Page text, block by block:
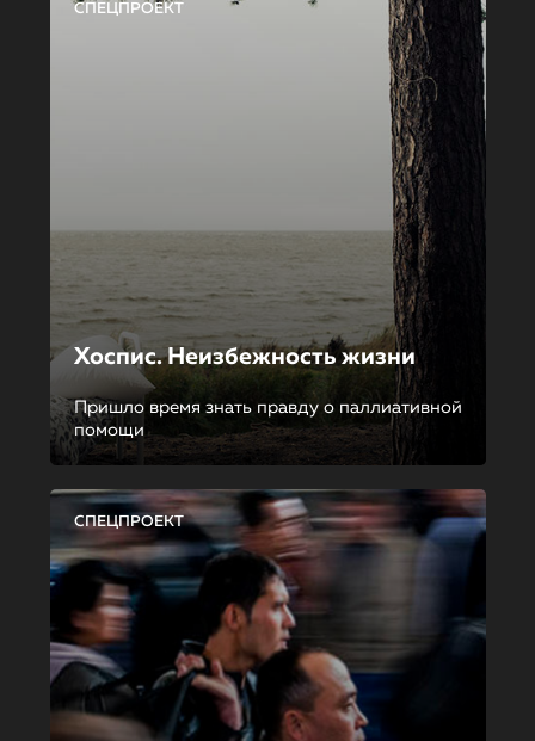
СПЕЦПРОЕКТ
Хоспис. Неизбежность жизни
Пришло время знать правду о паллиативной
помощи
СПЕЦПРОЕКТ